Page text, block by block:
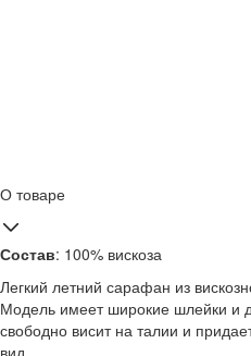
О товаре
Состав: 100% вискоза
Легкий летний сарафан из
Модель имеет широкие шлейки и
свободно висит на талии и
вид.